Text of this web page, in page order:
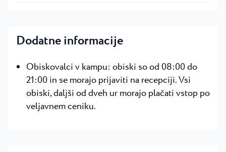
Dodatne informacije
Obiskovalci v kampu: obiski so od 08:00 do
21:00 in se morajo prijaviti na recepciji. Vsi
obiski, daljši od dveh ur morajo plačati vstop po
veljavnem ceniku.